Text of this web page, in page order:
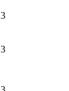
3
3